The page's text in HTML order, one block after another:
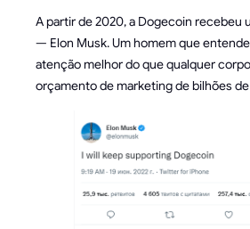
A partir de 2020, a Dogecoin recebeu
— Elon Musk. Um homem que
atenção melhor do que qualquer
orçamento de marketing de bilhões